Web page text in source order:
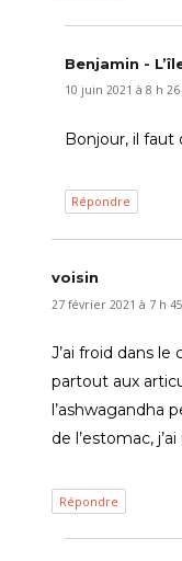
Benjamin -
10 juin 2021 à 8 h
Bonjour, il faut
Répondre
voisin
27 février 2021 à 7 h
J’ai froid dans le
partout aux
l’ashwagandha
de l’estomac,
Répondre